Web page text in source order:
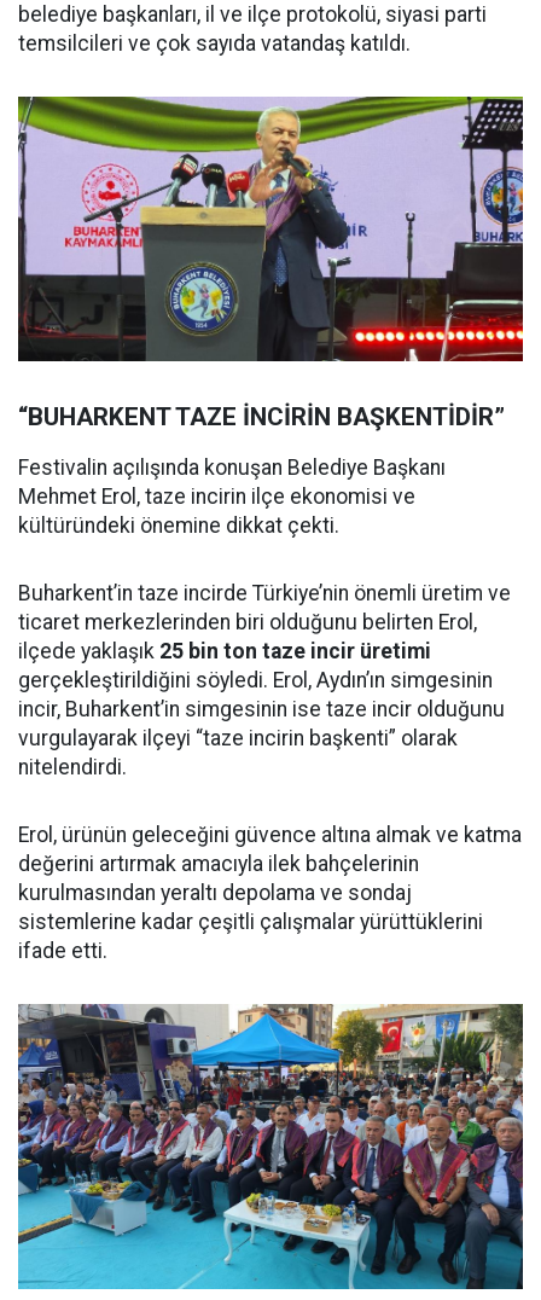
belediye başkanları, il ve ilçe protokolü, siyasi parti
temsilcileri ve çok sayıda vatandaş katıldı.
“BUHARKENT TAZE İNCİRİN BAŞKENTİDİR”
Festivalin açılışında konuşan Belediye Başkanı
Mehmet Erol, taze incirin ilçe ekonomisi ve
kültüründeki önemine dikkat çekti.
Buharkent’in taze incirde Türkiye’nin önemli üretim ve
ticaret merkezlerinden biri olduğunu belirten Erol,
ilçede yaklaşık 25 bin ton taze incir üretimi
gerçekleştirildiğini söyledi. Erol, Aydın’ın simgesinin
incir, Buharkent’in simgesinin ise taze incir olduğunu
vurgulayarak ilçeyi “taze incirin başkenti” olarak
nitelendirdi.
Erol, ürünün geleceğini güvence altına almak ve katma
değerini artırmak amacıyla ilek bahçelerinin
kurulmasından yeraltı depolama ve sondaj
sistemlerine kadar çeşitli çalışmalar yürüttüklerini
ifade etti.